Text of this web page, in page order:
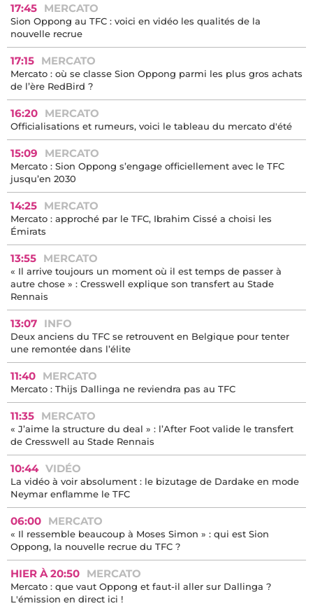
17:45 MERCATO
Sion Oppong au TFC : voici en vidéo les qualités de la
nouvelle recrue
17:15 MERCATO
Mercato : où se classe Sion Oppong parmi les plus gros achats
de l’ère RedBird ?
16:20 MERCATO
Officialisations et rumeurs, voici le tableau du mercato d'été
15:09 MERCATO
Mercato : Sion Oppong s’engage officiellement avec le TFC
jusqu’en 2030
14:25 MERCATO
Mercato : approché par le TFC, Ibrahim Cissé a choisi les
Émirats
13:55 MERCATO
« Il arrive toujours un moment où il est temps de passer à
autre chose » : Cresswell explique son transfert au Stade
Rennais
13:07 INFO
Deux anciens du TFC se retrouvent en Belgique pour tenter
une remontée dans l’élite
11:40 MERCATO
Mercato : Thijs Dallinga ne reviendra pas au TFC
11:35 MERCATO
« J’aime la structure du deal » : l’After Foot valide le transfert
de Cresswell au Stade Rennais
10:44 VIDÉO
La vidéo à voir absolument : le bizutage de Dardake en mode
Neymar enflamme le TFC
06:00 MERCATO
« Il ressemble beaucoup à Moses Simon » : qui est Sion
Oppong, la nouvelle recrue du TFC ?
HIER À 20:50 MERCATO
Mercato : que vaut Oppong et faut-il aller sur Dallinga ?
L'émission en direct ici !